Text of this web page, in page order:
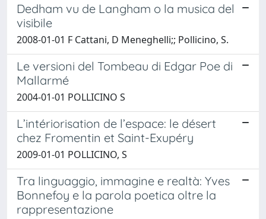
Dedham vu de Langham o la musica del
visibile
2008-01-01 F Cattani, D Meneghelli;; Pollicino, S.
Le versioni del Tombeau di Edgar Poe di
Mallarmé
2004-01-01 POLLICINO S
L’intériorisation de l’espace: le désert
chez Fromentin et Saint-Exupéry
2009-01-01 POLLICINO, S
Tra linguaggio, immagine e realtà: Yves
Bonnefoy e la parola poetica oltre la
rappresentazione